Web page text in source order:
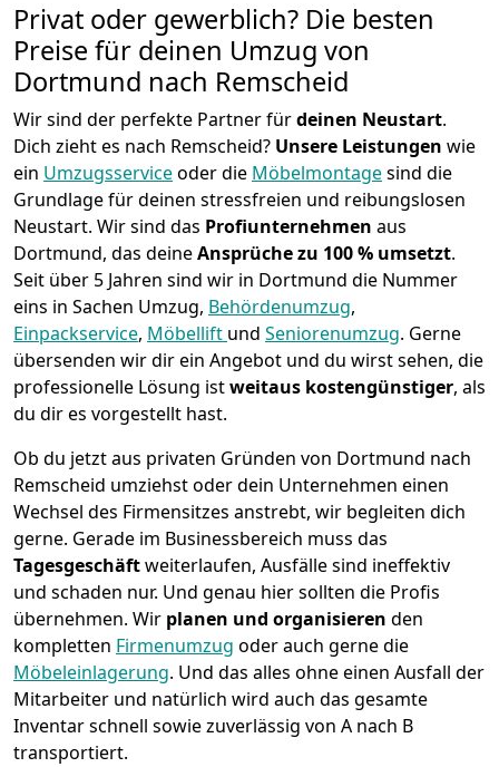
Privat oder gewerblich? Die besten
Preise für deinen Umzug von
Dortmund nach Remscheid
Wir sind der perfekte Partner fürdeinen Neustart.
Dich zieht es nach Remscheid? Unsere Leistungen wie
ein Umzugsserviceoder die Möbelmontagesind die
Grundlage für deinen stressfreien und reibungslosen
Neustart. Wir sind das Profiunternehmen aus
Dortmund, das deineAnsprüche zu 100 % umsetzt.
Seit über 5 Jahren sind wir in Dortmund die Nummer
eins in Sachen Umzug, Behördenumzug,
Einpackservice, Möbellift und Seniorenumzug. Gerne
übersenden wir dir ein Angebot und du wirst sehen, die
professionelle Lösung istweitaus kostengünstiger, als
du dir es vorgestellt hast.
Ob du jetzt aus privaten Gründen von Dortmund nach
Remscheid umziehst oder dein Unternehmen einen
Wechsel des Firmensitzes anstrebt, wir begleiten dich
gerne. Gerade im Businessbereich muss das
Tagesgeschäftweiterlaufen, Ausfälle sind ineffektiv
und schaden nur. Und genau hier sollten die Profis
übernehmen. Wir planen und organisieren den
kompletten Firmenumzug oder auch gerne die
Möbeleinlagerung. Und das alles ohne einen Ausfall der
Mitarbeiter und natürlich wird auch das gesamte
Inventar schnell sowie zuverlässig von A nach B
transportiert.